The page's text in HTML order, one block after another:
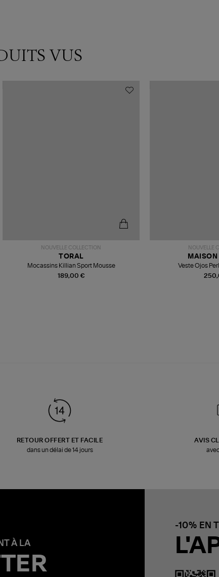
VUS
NOUVELLE COLLECTION
189,00 €
TORAL
Mocassins Killian Sport Mousse
NOUVELLE
Veste Ojos
RETOUR OFFERT ET FACILE
dans un délai de 14 jours
AVIS
À LA
-10% EN